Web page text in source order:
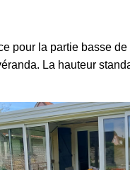
pour la partie basse
La hauteur